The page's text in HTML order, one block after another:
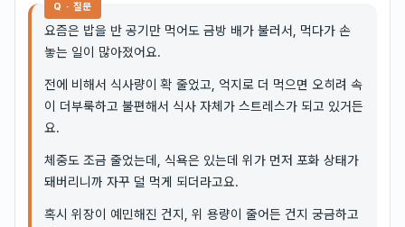
Q · 질문
요즘은 밥을 반 공기만 먹어도 금방 배가 불러서, 먹다가 손
놓는 일이 많아졌어요.
전에 비해서 식사량이 확 줄었고, 억지로 더 먹으면 오히려 속
이 더부룩하고 불편해서 식사 자체가 스트레스가 되고 있거든
요.
체중도 조금 줄었는데, 식욕은 있는데 위가 먼저 포화 상태가
돼버리니까 자꾸 덜 먹게 되더라고요.
혹시 위장이 예민해진 건지, 위 용량이 줄어든 건지 궁금하고